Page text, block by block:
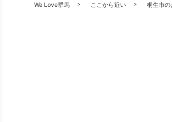
We Love群馬 ここから近い 桐生市の